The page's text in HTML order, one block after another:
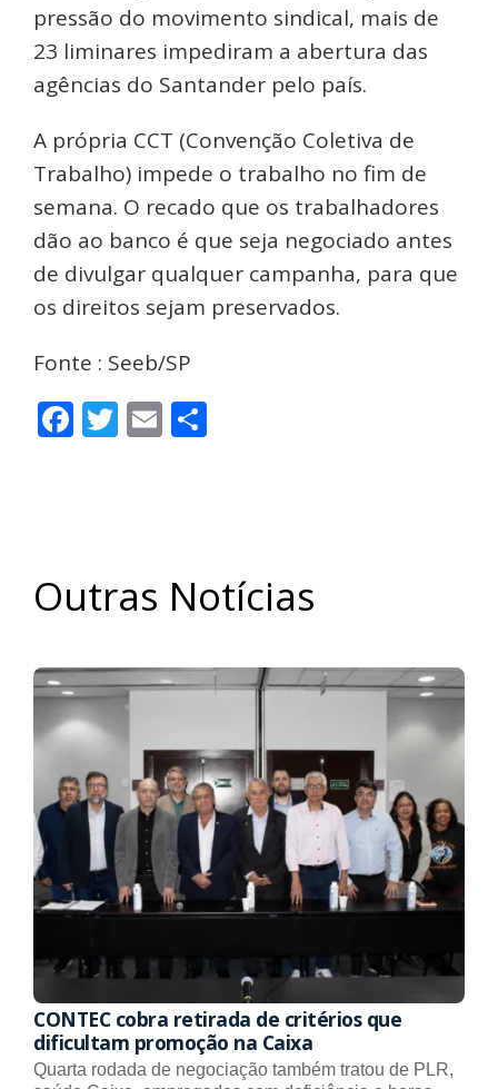
pressão do movimento sindical, mais de
23 liminares impediram a abertura das
agências do Santander pelo país.
A própria CCT (Convenção Coletiva de
Trabalho) impede o trabalho no fim de
semana. O recado que os trabalhadores
dão ao banco é que seja negociado antes
de divulgar qualquer campanha, para que
os direitos sejam preservados.
Fonte : Seeb/SP
Facebook
Twitter
Email
Outras Notícias
CONTEC cobra retirada de critérios que
dificultam promoção na Caixa
Quarta rodada de negociação também tratou de PLR,